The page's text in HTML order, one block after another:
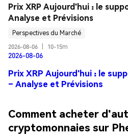
Prix XRP Aujourd'hui : le
Analyse et Prévisions
Perspectives du Marché
2026-08-06
10-15m
2026-08-06
Prix XRP Aujourd'hui : le
– Analyse et Prévisions
Comment acheter
cryptomonnaies sur